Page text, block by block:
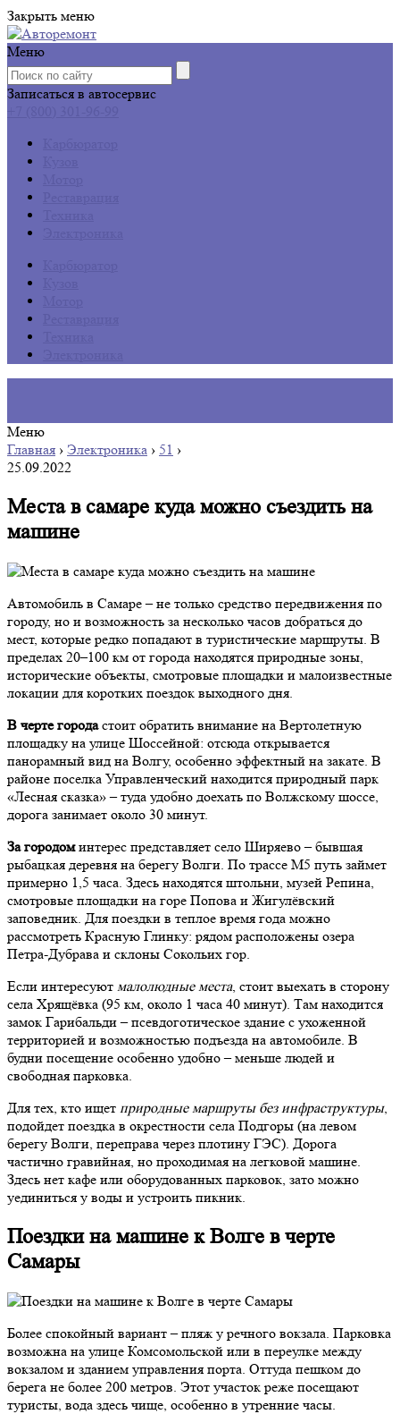
Закрыть меню
Меню
Записаться в автосервис
Меню
Главная › Электроника › 51 ›
25.09.2022
Места в самаре куда можно съездить на
машине
Автомобиль в Самаре – не только средство передвижения по
городу, но и возможность за несколько часов добраться до
мест, которые редко попадают в туристические маршруты. В
пределах 20–100 км от города находятся природные зоны,
исторические объекты, смотровые площадки и малоизвестные
локации для коротких поездок выходного дня.
В черте городастоит обратить внимание на Вертолетную
площадку на улице Шоссейной: отсюда открывается
панорамный вид на Волгу, особенно эффектный на закате. В
районе поселка Управленческий находится природный парк
«Лесная сказка» – туда удобно доехать по Волжскому шоссе,
дорога занимает около 30 минут.
За городоминтерес представляет село Ширяево – бывшая
рыбацкая деревня на берегу Волги. По трассе М5 путь займет
примерно 1,5 часа. Здесь находятся штольни, музей Репина,
смотровые площадки на горе Попова и Жигулёвский
заповедник. Для поездки в теплое время года можно
рассмотреть Красную Глинку: рядом расположены озера
Петра-Дубрава и склоны Сокольих гор.
Если интересуют малолюдные места, стоит выехать в сторону
села Хрящёвка (95 км, около 1 часа 40 минут). Там находится
замок Гарибальди – псевдоготическое здание с ухоженной
территорией и возможностью подъезда на автомобиле. В
будни посещение особенно удобно – меньше людей и
свободная парковка.
Для тех, кто ищет природные маршруты без инфраструктуры,
подойдет поездка в окрестности села Подгоры (на левом
берегу Волги, переправа через плотину ГЭС). Дорога
частично гравийная, но проходимая на легковой машине.
Здесь нет кафе или оборудованных парковок, зато можно
уединиться у воды и устроить пикник.
Поездки на машине к Волге в черте
Самары
Более спокойный вариант – пляж у речного вокзала. Парковка
возможна на улице Комсомольской или в переулке между
вокзалом и зданием управления порта. Оттуда пешком до
берега не более 200 метров. Этот участок реже посещают
туристы, вода здесь чище, особенно в утренние часы.